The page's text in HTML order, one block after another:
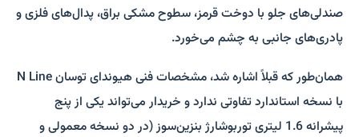
صندلی‌های جلو با دوخت قرمز، سطوح مشکی براق، پدال‌های فلزی و
پادری‌های جانبی به چشم می‌­خورد.
همان‌طور که قبلاً اشاره شد، مشخصات فنی هیوندای توسان N Line
با نسخه استاندارد تفاوتی ندارد و خریدار می­‌تواند یکی از پنج
پیشرانه 1.6 لیتری توربوشارژ بنزین‌سوز (در دو نسخه معمولی و